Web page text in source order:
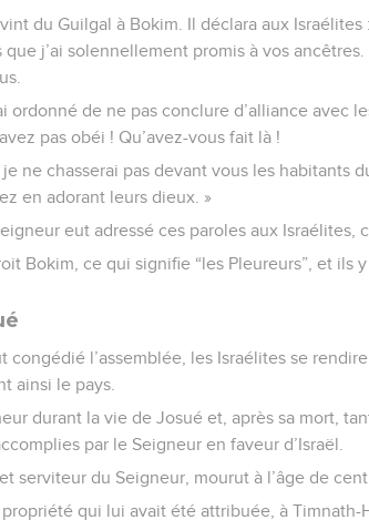
du Guilgal à Bokim. Il déclara aux
j’ai solennellement promis à vos
ordonné de ne pas conclure d’alliance avec
pas obéi ! Qu’avez-vous fait là !
je ne chasserai pas devant vous les habitants
en adorant leurs dieux. »
eut adressé ces paroles aux Israélites,
Bokim, ce qui signifie “les Pleureurs”, et ils
congédié l’assemblée, les Israélites se
ainsi le pays.
durant la vie de Josué et, après sa mort,
par le Seigneur en faveur d’Israël.
serviteur du Seigneur, mourut à l’âge de cent
propriété qui lui avait été attribuée, à